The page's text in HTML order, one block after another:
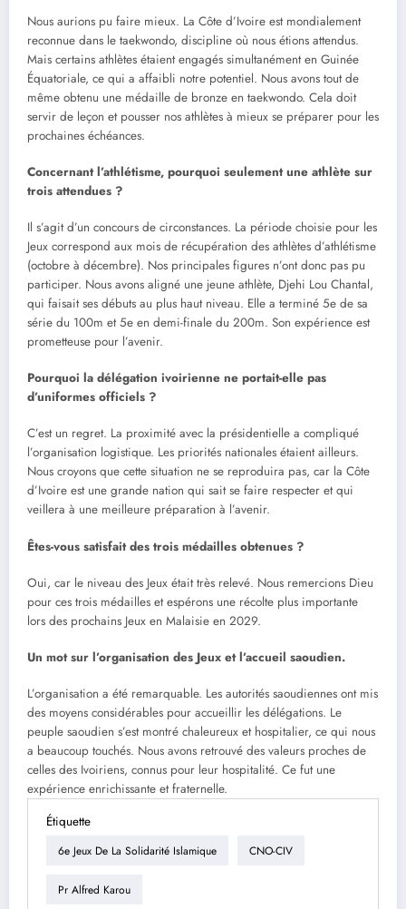
Nous aurions pu faire mieux. La Côte d’Ivoire est mondialement
reconnue dans le taekwondo, discipline où nous étions attendus.
Mais certains athlètes étaient engagés simultanément en Guinée
Équatoriale, ce qui a affaibli notre potentiel. Nous avons tout de
même obtenu une médaille de bronze en taekwondo. Cela doit
servir de leçon et pousser nos athlètes à mieux se préparer pour les
prochaines échéances.
Concernant l’athlétisme, pourquoi seulement une athlète sur
trois attendues ?
Il s’agit d’un concours de circonstances. La période choisie pour les
Jeux correspond aux mois de récupération des athlètes d’athlétisme
(octobre à décembre). Nos principales figures n’ont donc pas pu
participer. Nous avons aligné une jeune athlète, Djehi Lou Chantal,
qui faisait ses débuts au plus haut niveau. Elle a terminé 5e de sa
série du 100m et 5e en demi-finale du 200m. Son expérience est
prometteuse pour l’avenir.
Pourquoi la délégation ivoirienne ne portait-elle pas
d’uniformes officiels ?
C’est un regret. La proximité avec la présidentielle a compliqué
l’organisation logistique. Les priorités nationales étaient ailleurs.
Nous croyons que cette situation ne se reproduira pas, car la Côte
d’Ivoire est une grande nation qui sait se faire respecter et qui
veillera à une meilleure préparation à l’avenir.
Êtes-vous satisfait des trois médailles obtenues ?
Oui, car le niveau des Jeux était très relevé. Nous remercions Dieu
pour ces trois médailles et espérons une récolte plus importante
lors des prochains Jeux en Malaisie en 2029.
Un mot sur l’organisation des Jeux et l’accueil saoudien.
L’organisation a été remarquable. Les autorités saoudiennes ont mis
des moyens considérables pour accueillir les délégations. Le
peuple saoudien s’est montré chaleureux et hospitalier, ce qui nous
a beaucoup touchés. Nous avons retrouvé des valeurs proches de
celles des Ivoiriens, connus pour leur hospitalité. Ce fut une
expérience enrichissante et fraternelle.
Étiquette
6e Jeux De La Solidarité Islamique CNO-CIV
Pr Alfred Karou